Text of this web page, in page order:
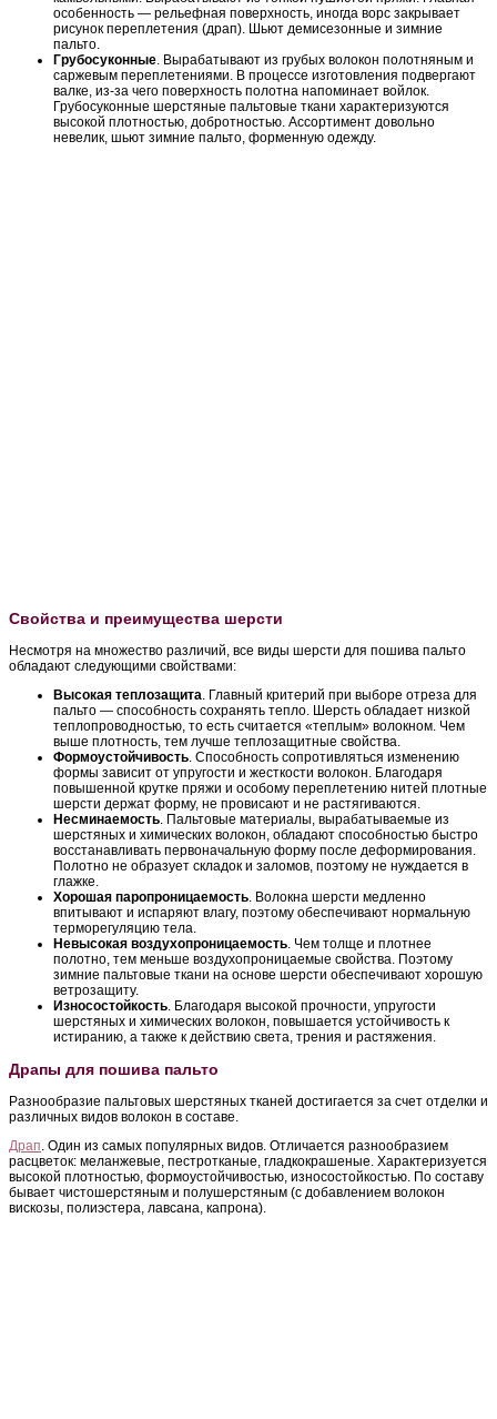
особенность — рельефная поверхность, иногда ворс закрывает
рисунок переплетения (драп). Шьют демисезонные и зимние
пальто.
Грубосуконные. Вырабатывают из грубых волокон полотняным и
саржевым переплетениями. В процессе изготовления подвергают
валке, из-за чего поверхность полотна напоминает войлок.
Грубосуконные шерстяные пальтовые ткани характеризуются
высокой плотностью, добротностью. Ассортимент довольно
невелик, шьют зимние пальто, форменную одежду.
Свойства и преимущества шерсти
Несмотря на множество различий, все виды шерсти для пошива пальто
обладают следующими свойствами:
Высокая теплозащита. Главный критерий при выборе отреза для
пальто — способность сохранять тепло. Шерсть обладает низкой
теплопроводностью, то есть считается «теплым» волокном. Чем
выше плотность, тем лучше теплозащитные свойства.
Формоустойчивость. Способность сопротивляться изменению
формы зависит от упругости и жесткости волокон. Благодаря
повышенной крутке пряжи и особому переплетению нитей плотные
шерсти держат форму, не провисают и не растягиваются.
Несминаемость. Пальтовые материалы, вырабатываемые из
шерстяных и химических волокон, обладают способностью быстро
восстанавливать первоначальную форму после деформирования.
Полотно не образует складок и заломов, поэтому не нуждается в
глажке.
Хорошая паропроницаемость. Волокна шерсти медленно
впитывают и испаряют влагу, поэтому обеспечивают нормальную
терморегуляцию тела.
Невысокая воздухопроницаемость. Чем толще и плотнее
полотно, тем меньше воздухопроницаемые свойства. Поэтому
зимние пальтовые ткани на основе шерсти обеспечивают хорошую
ветрозащиту.
Износостойкость. Благодаря высокой прочности, упругости
шерстяных и химических волокон, повышается устойчивость к
истиранию, а также к действию света, трения и растяжения.
Драпы для пошива пальто
Разнообразие пальтовых шерстяных тканей достигается за счет отделки и
различных видов волокон в составе.
Драп. Один из самых популярных видов. Отличается разнообразием
расцветок: меланжевые, пестротканые, гладкокрашеные. Характеризуется
высокой плотностью, формоустойчивостью, износостойкостью. По составу
бывает чистошерстяным и полушерстяным (с добавлением волокон
вискозы, полиэстера, лавсана, капрона).